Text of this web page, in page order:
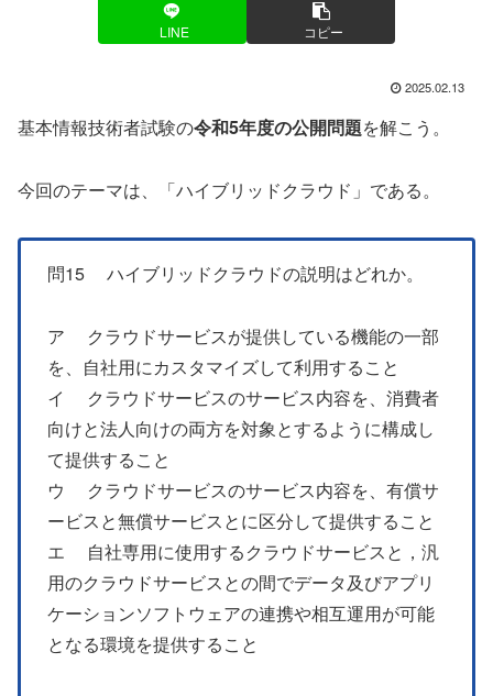
LINE コピー
2025.02.13
基本情報技術者試験の令和5年度の公開問題を解こう。
今回のテーマは、「ハイブリッドクラウド」である。
問15 ハイブリッドクラウドの説明はどれか。
ア クラウドサービスが提供している機能の一部
を、自社用にカスタマイズして利用すること
イ クラウドサービスのサービス内容を、消費者
向けと法人向けの両方を対象とするように構成し
て提供すること
ウ クラウドサービスのサービス内容を、有償サ
ービスと無償サービスとに区分して提供すること
エ 自社専用に使用するクラウドサービスと，汎
用のクラウドサービスとの間でデータ及びアプリ
ケーションソフトウェアの連携や相互運用が可能
となる環境を提供すること